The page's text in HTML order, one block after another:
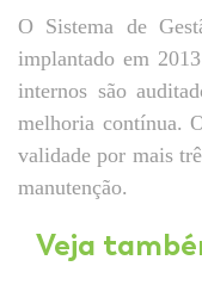
O Sistema de
implantado em
internos são
melhoria contínua.
validade por mais
manutenção.
Veja